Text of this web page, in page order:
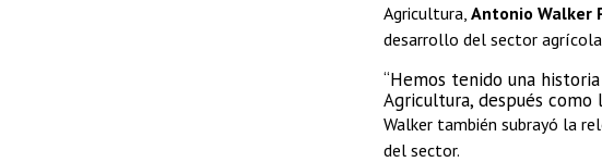
Agricultura, Antonio Walker
desarrollo del sector
“Hemos tenido una
Agricultura, después como
Walker también subrayó la
del sector.